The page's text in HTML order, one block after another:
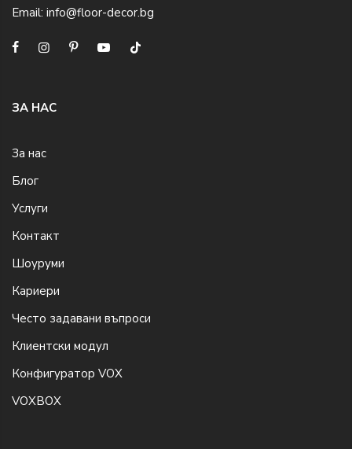
Email: info@floor-decor.bg
ЗА НАС
За нас
Блог
Услуги
Контакт
Шоуруми
Кариери
Често задавани въпроси
Клиентски модул
Конфигуратор VOX
VOXBOX